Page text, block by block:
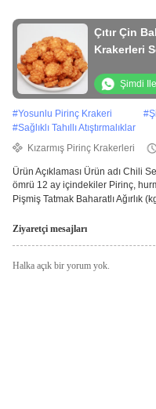
Çıtır Çin
Krakerleri
Şimdi
#Yosunlu Pirinç Krakeri #
#Sağlıklı Tahıllı Atıştırmalıklar
Kızarmış Pirinç Krakerleri
Ürün Açıklaması Ürün adı Chili
ömrü 12 ay içindekiler Pirinç,
Pişmiş Tatmak Baharatlı Ağırlık
Ziyaretçi mesajları
Halka açık bir yorum yok.